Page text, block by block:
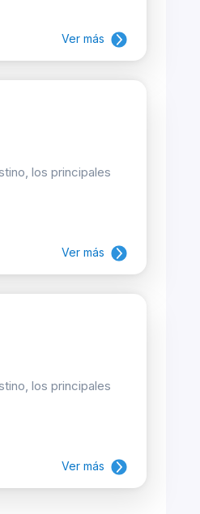
Ver más
los principales
Ver más
los principales
Ver más